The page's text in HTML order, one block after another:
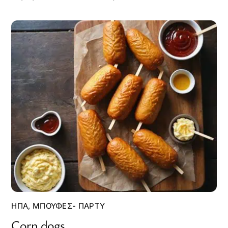
ΗΠΑ, ΜΠΟΥΦΈΣ- ΠΆΡΤΥ